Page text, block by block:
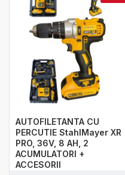
AUTOFILETANTA CU
PERCUTIE StahlMayer XR
PRO, 36V, 8 AH, 2
ACUMULATORI +
ACCESORII